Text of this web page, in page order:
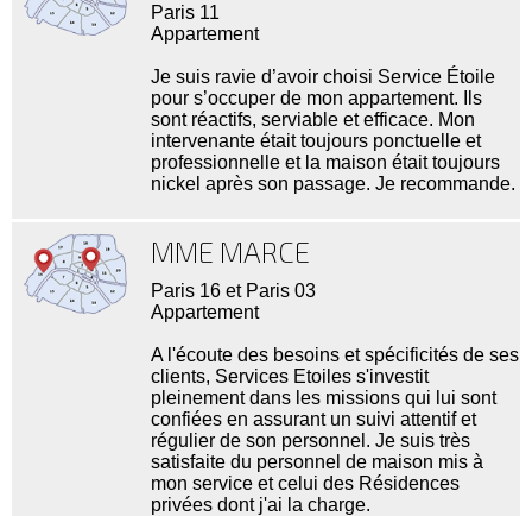
Paris 11
Appartement
Je suis ravie d’avoir choisi Service Étoile
pour s’occuper de mon appartement. Ils
sont réactifs, serviable et efficace. Mon
intervenante était toujours ponctuelle et
professionnelle et la maison était toujours
nickel après son passage. Je recommande.
MME MARCE
Paris 16 et Paris 03
Appartement
A l'écoute des besoins et spécificités de ses
clients, Services Etoiles s'investit
pleinement dans les missions qui lui sont
confiées en assurant un suivi attentif et
régulier de son personnel. Je suis très
satisfaite du personnel de maison mis à
mon service et celui des Résidences
privées dont j'ai la charge.